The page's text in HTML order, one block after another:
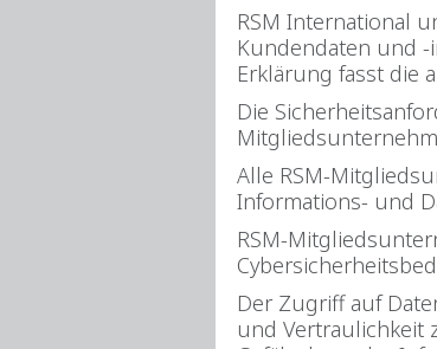
RSM International
Kundendaten und
Erklärung fasst die
Die
Alle RSM-
Informations- und
RSM-
Der Zugriff auf
und Vertraulichkeit